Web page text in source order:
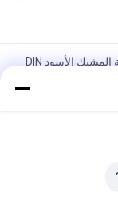
الألومنيوم 35 مللي متر Din السكك الحديدية الثابتة المشبك الأسود DIN
تصاعد كليب جبل